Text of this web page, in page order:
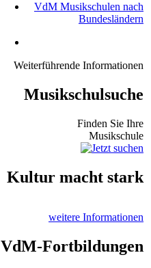
VdM Musikschulen nach
Bundesländern
Weiterführende Informationen
Musikschulsuche
Finden Sie Ihre
Musikschule
Kultur macht stark
weitere Informationen
VdM-Fortbildungen